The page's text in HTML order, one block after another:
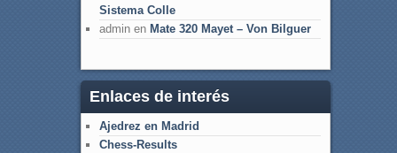
Sistema Colle
adminen Mate 320 Mayet – Von Bilguer
Enlaces de interés
Ajedrez en Madrid
Chess-Results